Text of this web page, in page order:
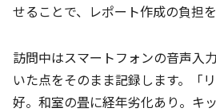
せることで、レポート作成の負担
訪問中はスマートフォンの音声入
いた点をそのまま記録します。「
好。和室の畳に経年劣化あり。キ